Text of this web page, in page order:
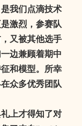
我们点滴技术
激烈，参赛队
又被其他选手
边兼顾着期中
和模型。所幸
众多优秀团队
上才得知了对